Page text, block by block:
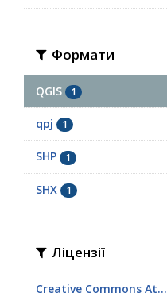
Формати
QGIS 1
qpj 1
SHP 1
SHX 1
Ліцензії
Creative Commons At...